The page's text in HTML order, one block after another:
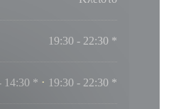
19:30 - 22:30 *
14:30 * • 19:30 - 22:30 *